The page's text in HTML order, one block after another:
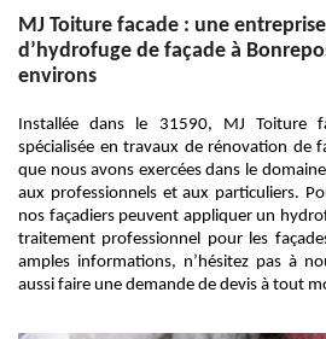
MJ Toiture facade : une
d’hydrofuge de façade à
environs
Installée dans le 31590, MJ Toiture
spécialisée en travaux de rénovation de
que nous avons exercées dans le
aux professionnels et aux particuliers.
nos façadiers peuvent appliquer un
traitement professionnel pour les
amples informations, n’hésitez pas à
aussi faire une demande de devis à tout